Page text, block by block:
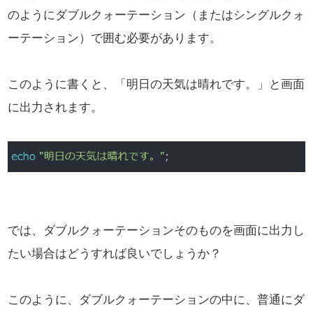
のようにダブルクォーテーション（またはシングルクォ
ーテーション）で囲む必要があります。
このように書くと、「明日の天気は晴れです。」と画面
に出力されます。
では、ダブルクォーテーションそのものを画面に出力し
たい場合はどうすれば良いでしょうか？
このように、ダブルクォーテーションの中に、普通にダ